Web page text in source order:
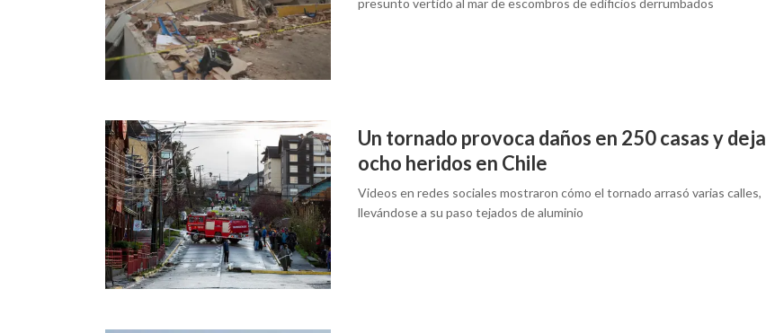
presunto vertido al mar de escombros de edificios derrumbados
Un tornado provoca daños en 250 casas y deja
ocho heridos en Chile
Videos en redes sociales mostraron cómo el tornado arrasó varias calles,
llevándose a su paso tejados de aluminio